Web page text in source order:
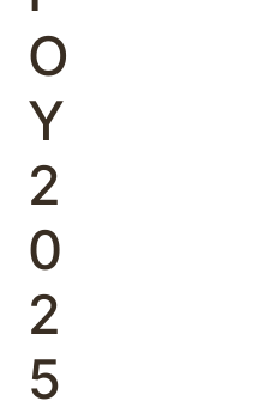
Ο
Υ
2
0
2
5